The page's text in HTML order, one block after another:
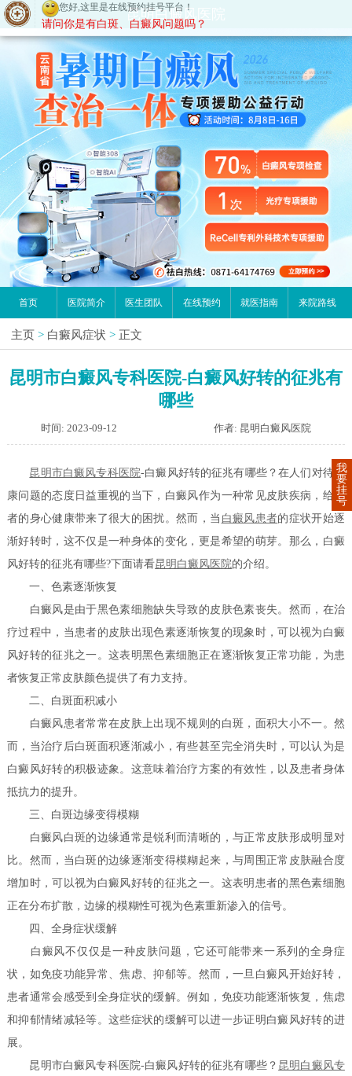
昆明白癜风医院
首页 医院简介 医生团队 在线预约 就医指南 来院路线
主页 > 白癜风症状 > 正文
昆明市白癜风专科医院-白癜风好转的征兆有
哪些
时间: 2023-09-12 作者: 昆明白癜风医院
昆明市白癜风专科医院-白癜风好转的征兆有哪些？在人们对待健
康问题的态度日益重视的当下，白癜风作为一种常见皮肤疾病，给患
者的身心健康带来了很大的困扰。然而，当 白癜风患者的症状开始逐
渐好转时，这不仅是一种身体的变化，更是希望的萌芽。那么，白癜
风好转的征兆有哪些?下面请看昆明白癜风医院的介绍。
一、色素逐渐恢复
白癜风是由于黑色素细胞缺失导致的皮肤色素丧失。然而，在治
疗过程中，当患者的皮肤出现色素逐渐恢复的现象时，可以视为白癜
风好转的征兆之一。这表明黑色素细胞正在逐渐恢复正常功能，为患
者恢复正常皮肤颜色提供了有力支持。
二、白斑面积减小
白癜风患者常常在皮肤上出现不规则的白斑，面积大小不一。然
而，当治疗后白斑面积逐渐减小，有些甚至完全消失时，可以认为是
白癜风好转的积极迹象。这意味着治疗方案的有效性，以及患者身体
抵抗力的提升。
三、白斑边缘变得模糊
白癜风白斑的边缘通常是锐利而清晰的，与正常皮肤形成明显对
比。然而，当白斑的边缘逐渐变得模糊起来，与周围正常皮肤融合度
增加时，可以视为白癜风好转的征兆之一。这表明患者的黑色素细胞
正在分布扩散，边缘的模糊性可视为色素重新渗入的信号。
四、全身症状缓解
白癜风不仅仅是一种皮肤问题，它还可能带来一系列的全身症
状，如免疫功能异常、焦虑、抑郁等。然而，一旦白癜风开始好转，
患者通常会感受到全身症状的缓解。例如，免疫功能逐渐恢复，焦虑
和抑郁情绪减轻等。这些症状的缓解可以进一步证明白癜风好转的进
展。
昆明市白癜风专科医院-白癜风好转的征兆有哪些？ 昆明白癜风专
我
要
挂
号
您好,这里是在线预约挂号平台！
请问你是有白斑、白癜风问题吗？